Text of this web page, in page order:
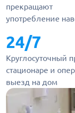
прекращают
употребление
24/7
Круглосуточный
стационаре и
выезд на дом